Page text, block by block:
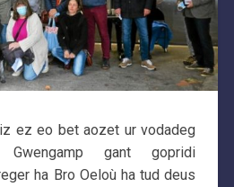
ez eo bet aozet ur vodadeg
Gwengamp gant gopridi
ha Bro Oeloù ha tud deus